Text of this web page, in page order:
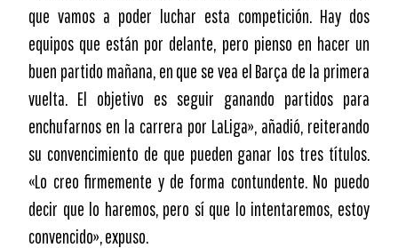
que vamos a poder luchar esta competición. Hay dos
equipos que están por delante, pero pienso en hacer un
buen partido mañana, en que se vea el Barça de la primera
vuelta. El objetivo es seguir ganando partidos para
enchufarnos en la carrera por LaLiga», añadió, reiterando
su convencimiento de que pueden ganar los tres títulos.
«Lo creo firmemente y de forma contundente. No puedo
decir que lo haremos, pero sí que lo intentaremos, estoy
convencido», expuso.